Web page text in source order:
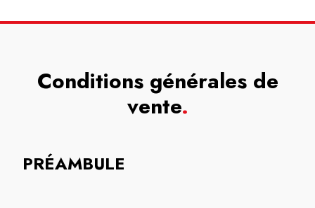
Conditions générales de
vente.
PRÉAMBULE